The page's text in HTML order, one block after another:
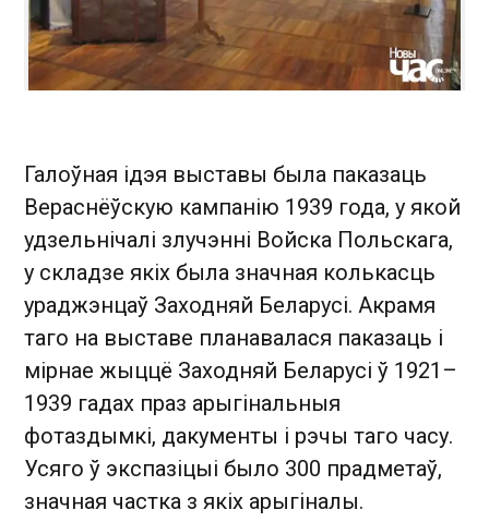
Галоўная ідэя выставы была паказаць
Вераснёўскую кампанію 1939 года, у якой
удзельнічалі злучэнні Войска Польскага,
у складзе якіх была значная колькасць
ураджэнцаў Заходняй Беларусі. Акрамя
таго на выставе планавалася паказаць і
мірнае жыццё Заходняй Беларусі ў 1921–
1939 гадах праз арыгінальныя
фотаздымкі, дакументы і рэчы таго часу.
Усяго ў экспазіцыі было 300 прадметаў,
значная частка з якіх арыгіналы.